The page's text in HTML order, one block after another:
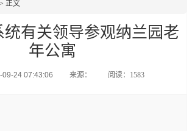
> 正文
统有关领导参观纳兰园老
年公寓
09-24 07:43:06 来源： 阅读：1583